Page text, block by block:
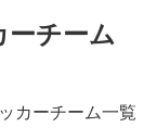
ーチーム
カーチーム一覧